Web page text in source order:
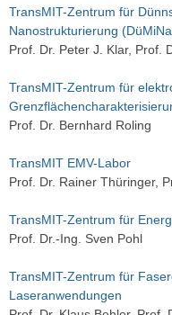
TransMIT-Zentrum für
Nanostrukturierung
Prof. Dr. Peter J. Klar, Prof.
TransMIT-Zentrum für
Prof. Dr. Bernhard Roling
TransMIT EMV-Labor
Prof. Dr. Rainer Thüringer,
TransMIT-Zentrum für
Prof. Dr.-Ing. Sven Pohl
TransMIT-Zentrum für
Laseranwendungen